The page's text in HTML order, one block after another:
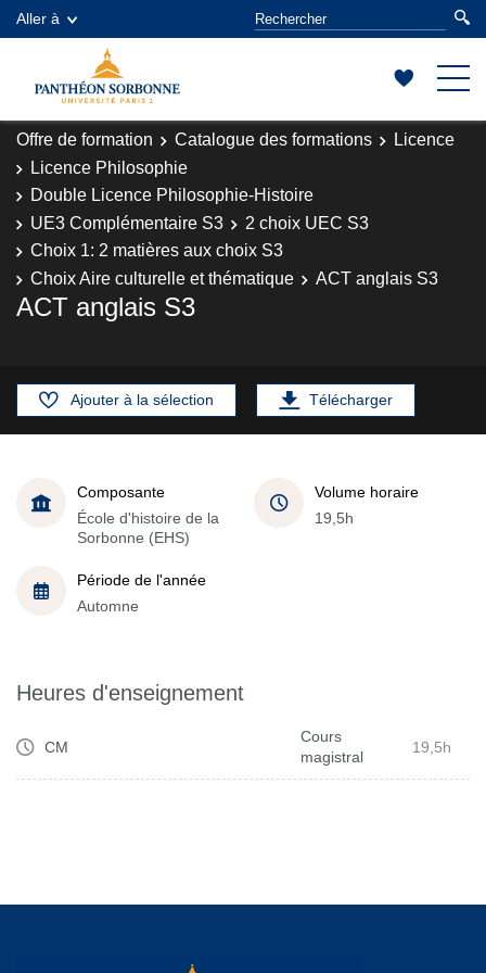
Aller à
Offre de formation Catalogue des formations
Licence
Licence Philosophie
Double Licence Philosophie-Histoire
UE3 Complémentaire S3
2 choix UEC S3
Choix 1: 2 matières aux choix S3
Choix Aire culturelle et thématique
ACT anglais S3
ACT anglais S3
Ajouter à la sélection Télécharger
Composante
École d'histoire de la
Sorbonne (EHS)
Volume horaire
19,5h
Période de l'année
Automne
Heures d'enseignement
CM
Cours
magistral
19,5h